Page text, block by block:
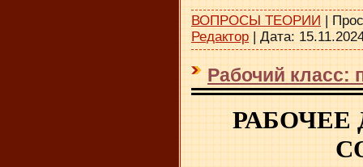
ВОПРОСЫ ТЕОРИИ |
Редактор | Дата:
Рабочий класс: